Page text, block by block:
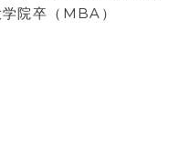
院卒（MBA）